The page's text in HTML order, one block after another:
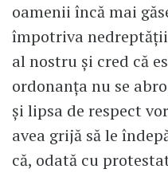
oamenii încă mai
împotriva
al nostru şi cred că
ordonanţa nu se
şi lipsa de respect
avea grijă să le
că, odată cu